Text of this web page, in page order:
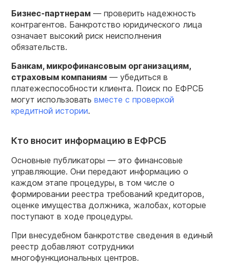
Бизнес-партнерам — проверить надежность
контрагентов. Банкротство юридического лица
означает высокий риск неисполнения
обязательств.
Банкам, микрофинансовым организациям,
страховым компаниям — убедиться в
платежеспособности клиента. Поиск по ЕФРСБ
могут использовать вместе с проверкой
кредитной истории.
Кто вносит информацию в ЕФРСБ
Основные публикаторы — это финансовые
управляющие. Они передают информацию о
каждом этапе процедуры, в том числе о
формировании реестра требований кредиторов,
оценке имущества должника, жалобах, которые
поступают в ходе процедуры.
При внесудебном банкротстве сведения в единый
реестр добавляют сотрудники
многофункциональных центров.